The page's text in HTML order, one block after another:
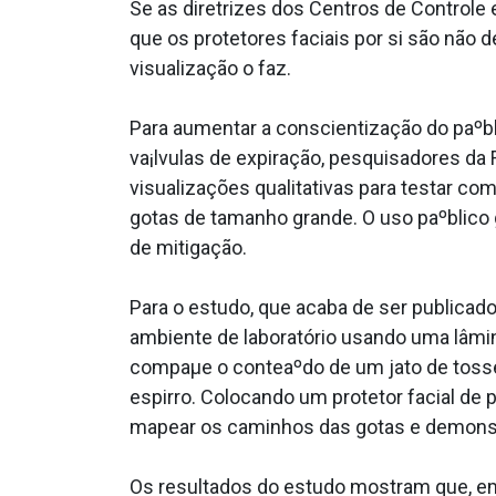
Se as diretrizes dos Centros de Controle
que os protetores faciais por si são não
visualização o faz.
Para aumentar a conscientização do
va¡lvulas de expiração, pesquisadores
visualizações qualitativas para testar
gotas de tamanho grande. O uso
de mitigação.
Para o estudo, que acaba de ser
ambiente de laboratório usando uma
compaµe o conteaºdo de um jato de
espirro. Colocando um protetor facial de
mapear os caminhos das gotas e
Os resultados do estudo mostram que,